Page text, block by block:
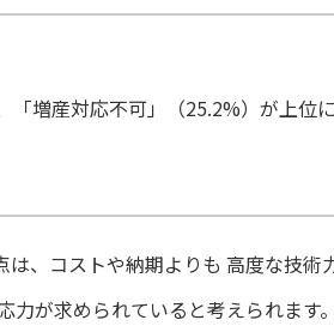
増産対応不可」（25.2%）が上位に
、コストや納期よりも 高度な技術
が求められていると考えられます。